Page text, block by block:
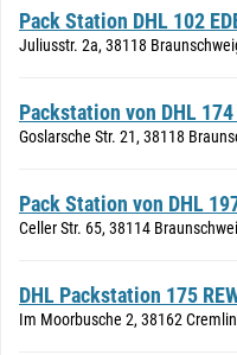
Pack Station DHL 102
Juliusstr. 2a, 38118
Packstation von DHL
Goslarsche Str. 21, 38118
Pack Station von DHL
Celler Str. 65, 38114
DHL Packstation 175
Im Moorbusche 2, 38162